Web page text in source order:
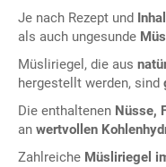
Je nach Rezept und
als auch ungesunde
Müsliriegel, die aus
hergestellt werden, sind
Die enthaltenen Nüsse,
an wertvollen
Zahlreiche Müsliriegel